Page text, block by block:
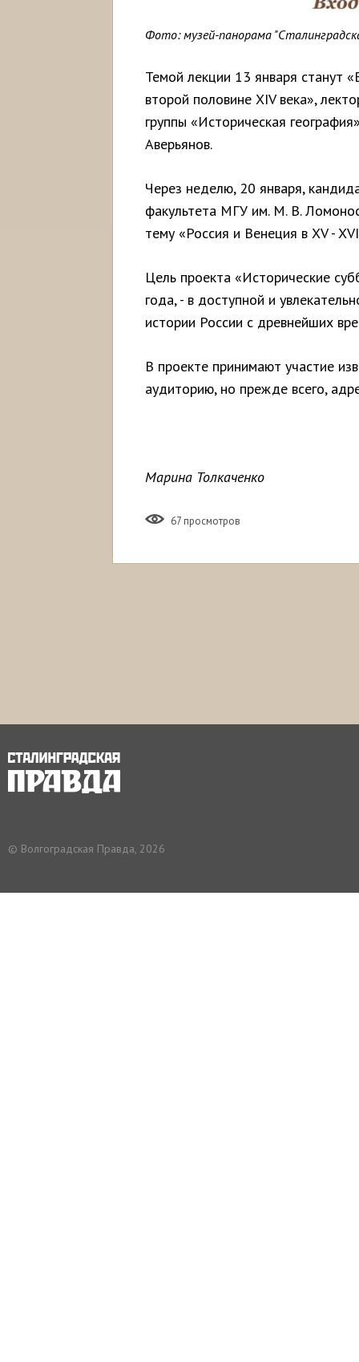
Фото: музей-панорама
Темой лекции 13 января станут
второй половине XIV века»,
группы «Историческая
Аверьянов.
Через неделю, 20 января,
факультета МГУ им. М. В.
тему «Россия и Венеция в XV -
Цель проекта «Исторические
года, - в доступной и
истории России с древнейших
В проекте принимают участие
аудиторию, но прежде всего,
Марина Толкаченко
67 просмотров
© Волгоградская Правда, 2026